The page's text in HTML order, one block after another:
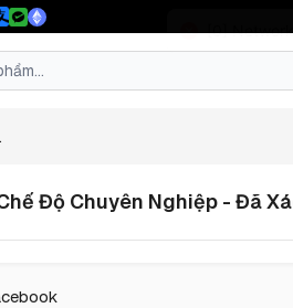
Độ Chuyên Nghiệp - Đã